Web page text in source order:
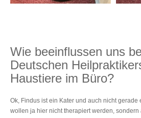
Wie beeinflussen uns
Deutschen
Haustiere im Büro?
Ok, Findus ist ein Kater und auch nicht
wollen ja hier nicht therapiert werden,